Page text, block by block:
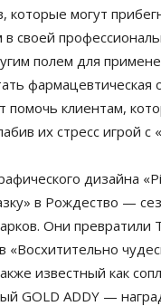
которые могут
своей
полем для
фармацевтическая
помочь клиентам,
их стресс игрой с
дизайна
в Рождество —
Они превратили
«Восхитительно
известный как
GOLD ADDY —